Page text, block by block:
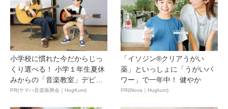
小学校に慣れた今だからじっ
くり選べる！ 小学１年生夏休
みからの「音楽教室」デビ
ュ...
PR(ヤマハ音楽振興会｜HugKum)
「イソジン®クリアうがい
薬」といっしょに「うがいパ
ワー」で一年中！ 健やか
PR(iNova｜Hugkum)